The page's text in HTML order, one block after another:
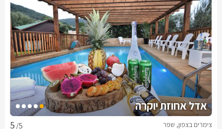
אדל אחוזת יוקרה
/5 צימרים בצפון, שפר